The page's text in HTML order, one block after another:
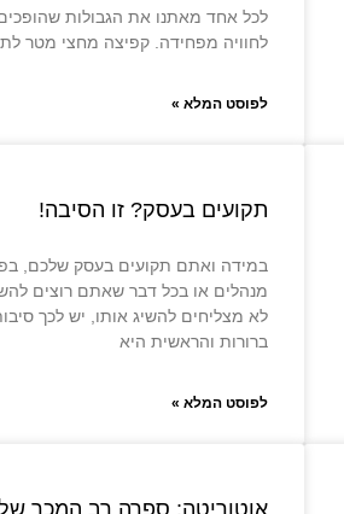
לכל אחד מאתנו את הגבולות שהופכים
לחוויה מפחידה. קפיצה מחצי מטר
לפוסט המלא »
תקועים בעסק? זו הסיבה!
במידה ואתם תקועים בעסק שלכם,
מנהלים או בכל דבר שאתם רוצים
לא מצליחים להשיג אותו, יש לכך
ברורות והראשית היא
לפוסט המלא »
אוטוריטה: ספרה רב המכר